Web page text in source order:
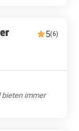
5(6)
bieten immer